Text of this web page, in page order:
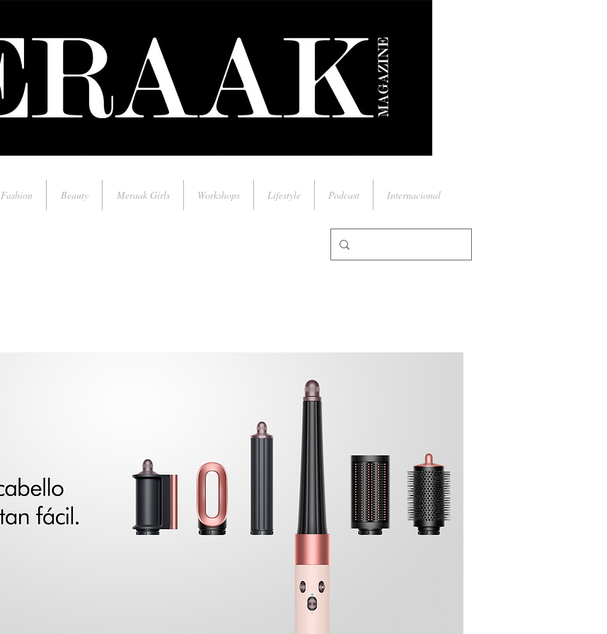
Fashion Beauty Meraak Girls Workshops Lifestyle Podcast Internacional